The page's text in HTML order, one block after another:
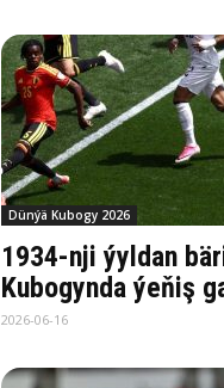
Dünýä Kubogy 2026
1934-nji ýyldan
Kubogynda ýeňiş
2026-06-16